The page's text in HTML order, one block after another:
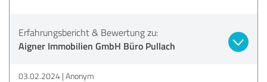
Erfahrungsbericht & Bewertung zu:
Aigner Immobilien GmbH Büro Pullach
03.02.2024 Anonym